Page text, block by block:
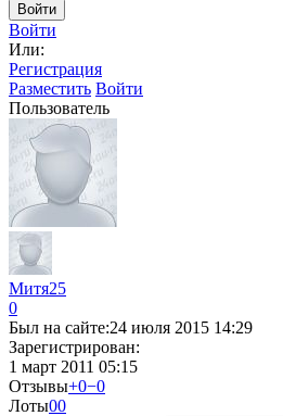
Войти
Войти
Или:
Регистрация
Разместить Войти
Пользователь
Mитя25
0
Был на сайте:24 июля 2015 14:29
Зарегистрирован:
1 март 2011 05:15
Отзывы+0−0
Лоты00